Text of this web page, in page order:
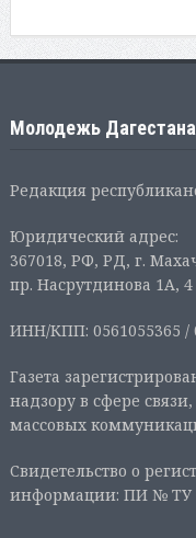
Молодежь Дагестана
Редакция
Юридический адрес:
367018, РФ, РД, г.
пр. Насрутдинова 1А, 4
ИНН/КПП: 0561055365 /
Газета
надзору в сфере
массовых
Свидетельство о
информации: ПИ № ТУ